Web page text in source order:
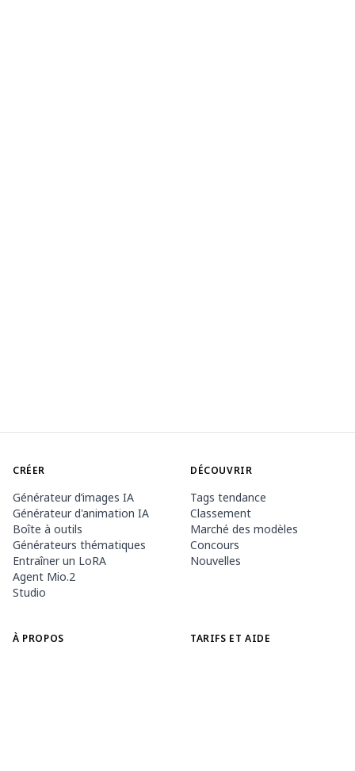
CRÉER
Générateur d’images IA
Générateur d'animation IA
Boîte à outils
Générateurs thématiques
Entraîner un LoRA
Agent Mio.2
Studio
DÉCOUVRIR
Tags tendance
Classement
Marché des modèles
Concours
Nouvelles
À PROPOS TARIFS ET AIDE